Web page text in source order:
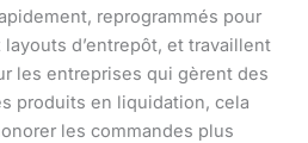
reprogrammés pour
layouts d’entrepôt, et travaillent
les entreprises qui gèrent des
produits en liquidation, cela
les commandes plus